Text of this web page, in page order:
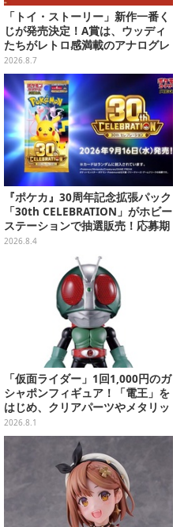
「トイ・ストーリー」新作一番く
じが発売決定！A賞は、ウッディ
たちがレトロ感満載のアナログレ
コード上を走る姿で立体化
2026.8.7
『ポケカ』30周年記念拡張パック
「30th CELEBRATION」がホビー
ステーションで抽選販売！応募期
間は8月6日23時59分まで
2026.8.4
「仮面ライダー」1回1,000円のガ
シャポンフィギュア！「電王」を
はじめ、クリアパーツやメタリッ
ク彩色でこだわりが詰まった4種
類
2026.8.1